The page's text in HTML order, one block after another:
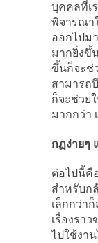
บุคคลที่เ
พิจารณา
ออกไปม
มากยิ่งขึ้
ขึ้นก็จะช่
สามารถ
ก็จะช่วย
มากกว่า
กฏง่ายๆ
ต่อไปนี้คื
สำหรับก
เล็กกว่า
เรื่องรา
ไปใช้งา